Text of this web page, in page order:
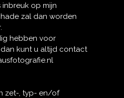
inbreuk op mijn
zal dan worden
hebben voor
kunt u altijd contact
zet-, typ- en/of